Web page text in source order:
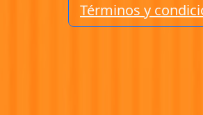
Términos y